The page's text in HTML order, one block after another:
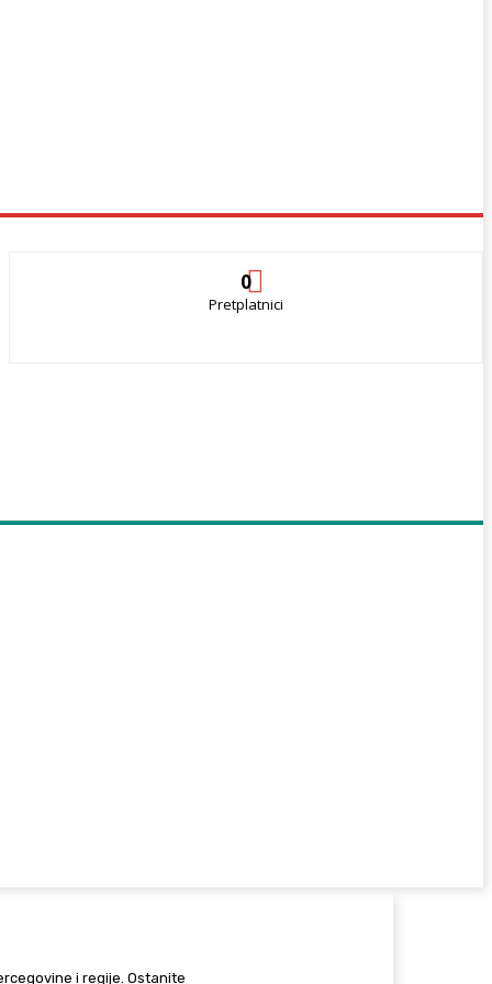
0
Pretplatnici
i regije. Ostanite